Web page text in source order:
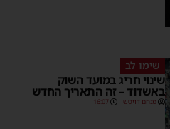
שימו לב
שינוי חריג במועד השוק
באשדוד – זה התאריך החדש
מנחם דויטש 16:07